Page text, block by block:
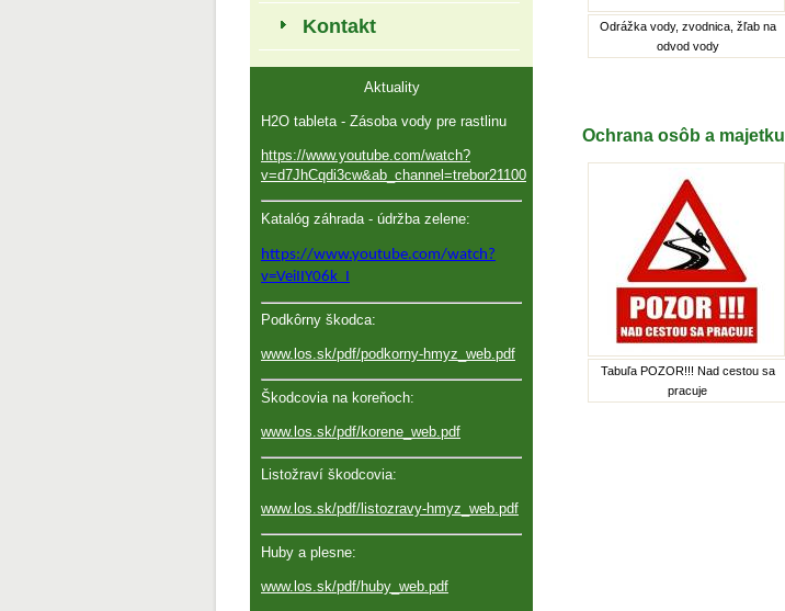
Kontakt
Aktuality
H2O tableta - Zásoba vody pre rastlinu
https://www.youtube.com/watch?
v=d7JhCqdi3cw&ab_channel=trebor21100
Katalóg záhrada - údržba zelene:
https://www.youtube.com/watch?
v=VeiIIY06k_I
Podkôrny škodca:
www.los.sk/pdf/podkorny-hmyz_web.pdf
Škodcovia na koreňoch:
www.los.sk/pdf/korene_web.pdf
Listožraví škodcovia:
www.los.sk/pdf/listozravy-hmyz_web.pdf
Huby a plesne:
www.los.sk/pdf/huby_web.pdf
Odrážka vody, zvodnica, žľab na
odvod vody
Ochrana osôb a majetku
Tabuľa POZOR!!! Nad cestou sa
pracuje